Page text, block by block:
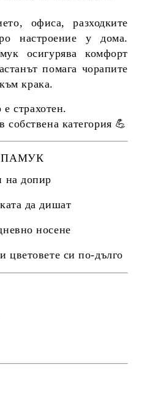
офиса, разходките
настроение у дома.
осигурява комфорт
помага чорапите
крака.
страхотен.
собствена категория 💪
ПАМУК
на допир
да дишат
носене
цветовете си по-дълго